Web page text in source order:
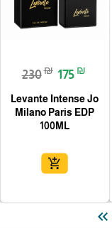
230₪ 175 ₪
Levante Intense Jo
Milano Paris EDP
100ML
add_shopping_cart
keyboard_double_arrow_left